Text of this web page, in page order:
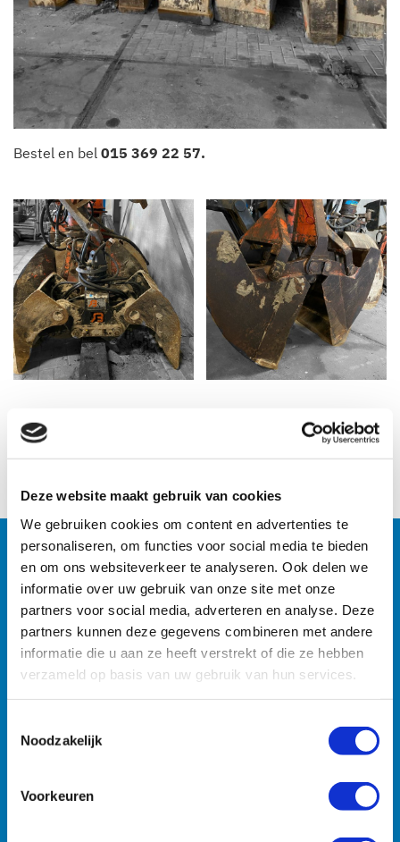
Deze website maakt gebruik van cookies
We gebruiken cookies om content en advertenties te
personaliseren, om functies voor social media te bieden
en om ons websiteverkeer te analyseren. Ook delen we
informatie over uw gebruik van onze site met onze
partners voor social media, adverteren en analyse. Deze
partners kunnen deze gegevens combineren met andere
informatie die u aan ze heeft verstrekt of die ze hebben
verzameld op basis van uw gebruik van hun services.
Noodzakelijk
Voorkeuren
Bestel en bel 015 369 22 57.
Machines
Zoekt u specifieke machines? U vindt ze razendsnel met
onze zoekmachine.